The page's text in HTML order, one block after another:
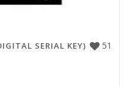
51
SERIAL KEY)